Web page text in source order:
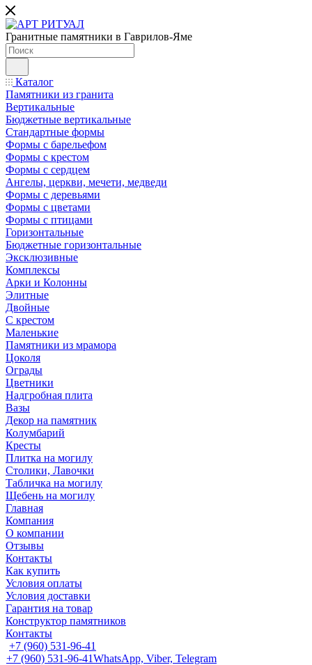
Гранитные памятники в Гаврилов-Яме
Каталог
Памятники из гранита
Вертикальные
Бюджетные вертикальные
Стандартные формы
Формы с барельефом
Формы с крестом
Формы с сердцем
Ангелы, церкви, мечети, медведи
Формы с деревьями
Формы с цветами
Формы с птицами
Горизонтальные
Бюджетные горизонтальные
Эксклюзивные
Комплексы
Арки и Колонны
Элитные
Двойные
С крестом
Маленькие
Памятники из мрамора
Цоколя
Ограды
Цветники
Надгробная плита
Вазы
Декор на памятник
Колумбарий
Кресты
Плитка на могилу
Столики, Лавочки
Табличка на могилу
Щебень на могилу
Главная
Компания
О компании
Отзывы
Контакты
Как купить
Условия оплаты
Условия доставки
Гарантия на товар
Конструктор памятников
Контакты
+7 (960) 531-96-41
+7 (960) 531-96-41WhatsApp, Viber, Telegram